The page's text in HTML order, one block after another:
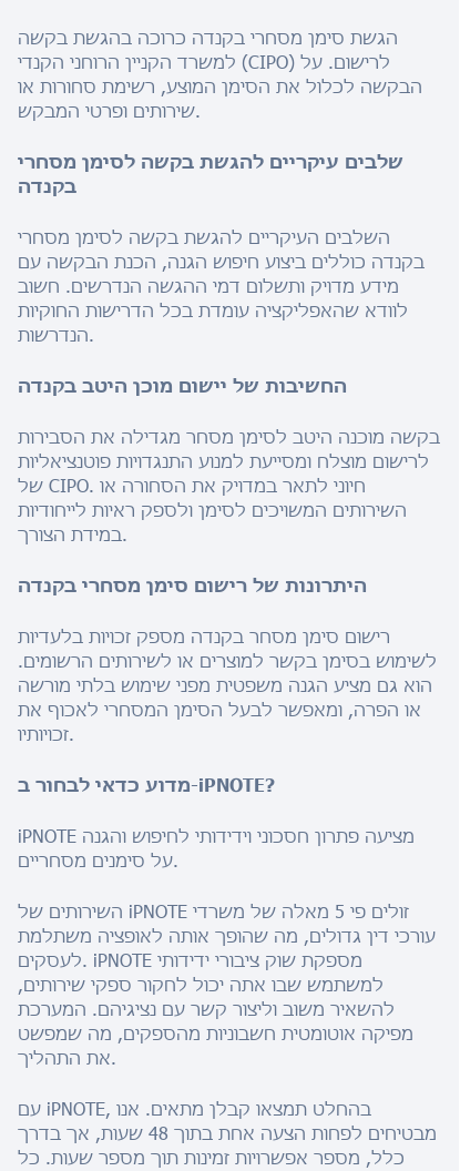
הגשת סימן מסחרי בקנדה כרוכה בהגשת בקשה
למשרד הקניין הרוחני הקנדי (CIPO) לרישום. על
הבקשה לכלול את הסימן המוצע, רשימת סחורות או
שירותים ופרטי המבקש.
שלבים עיקריים להגשת בקשה לסימן מסחרי
בקנדה
השלבים העיקריים להגשת בקשה לסימן מסחרי
בקנדה כוללים ביצוע חיפוש הגנה, הכנת הבקשה עם
מידע מדויק ותשלום דמי ההגשה הנדרשים. חשוב
לוודא שהאפליקציה עומדת בכל הדרישות החוקיות
הנדרשות.
החשיבות של יישום מוכן היטב בקנדה
בקשה מוכנה היטב לסימן מסחר מגדילה את הסבירות
לרישום מוצלח ומסייעת למנוע התנגדויות פוטנציאליות
של CIPO. חיוני לתאר במדויק את הסחורה או
השירותים המשויכים לסימן ולספק ראיות לייחודיות
במידת הצורך.
היתרונות של רישום סימן מסחרי בקנדה
רישום סימן מסחר בקנדה מספק זכויות בלעדיות
לשימוש בסימן בקשר למוצרים או לשירותים הרשומים.
הוא גם מציע הגנה משפטית מפני שימוש בלתי מורשה
או הפרה, ומאפשר לבעל הסימן המסחרי לאכוף את
זכויותיו.
מדוע כדאי לבחור ב-iPNOTE?
iPNOTE מציעה פתרון חסכוני וידידותי לחיפוש והגנה
על סימנים מסחריים.
השירותים של iPNOTE זולים פי 5 מאלה של משרדי
עורכי דין גדולים, מה שהופך אותה לאופציה משתלמת
לעסקים. iPNOTE מספקת שוק ציבורי ידידותי
למשתמש שבו אתה יכול לחקור ספקי שירותים,
להשאיר משוב וליצור קשר עם נציגיהם. המערכת
מפיקה אוטומטית חשבוניות מהספקים, מה שמפשט
את התהליך.
עם iPNOTE, בהחלט תמצאו קבלן מתאים. אנו
מבטיחים לפחות הצעה אחת בתוך 48 שעות, אך בדרך
כלל, מספר אפשרויות זמינות תוך מספר שעות. כל